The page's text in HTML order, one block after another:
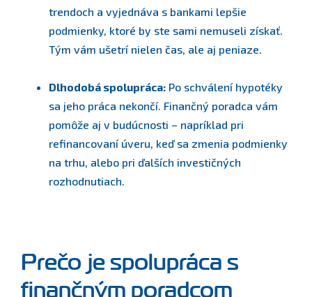
trendoch a vyjednáva s bankami lepšie
podmienky, ktoré by ste sami nemuseli získať.
Tým vám ušetrí nielen čas, ale aj peniaze.
Dlhodobá spolupráca: Po schválení hypotéky
sa jeho práca nekončí. Finančný poradca vám
pomôže aj v budúcnosti – napríklad pri
refinancovaní úveru, keď sa zmenia podmienky
na trhu, alebo pri ďalších investičných
rozhodnutiach.
Prečo je spolupráca s
finančným poradcom